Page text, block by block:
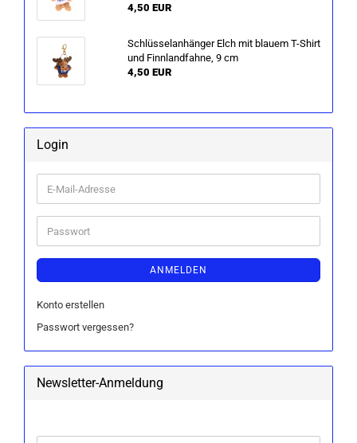
4,50 EUR
Schlüs­sel­an­hän­ger Elch mit blau­em T-​Shirt
und Finn­land­fah­ne, 9 cm
4,50 EUR
Login
E-
Mail-
Adresse
Passwort
ANMELDEN
Konto erstellen
Passwort vergessen?
Newsletter-Anmeldung